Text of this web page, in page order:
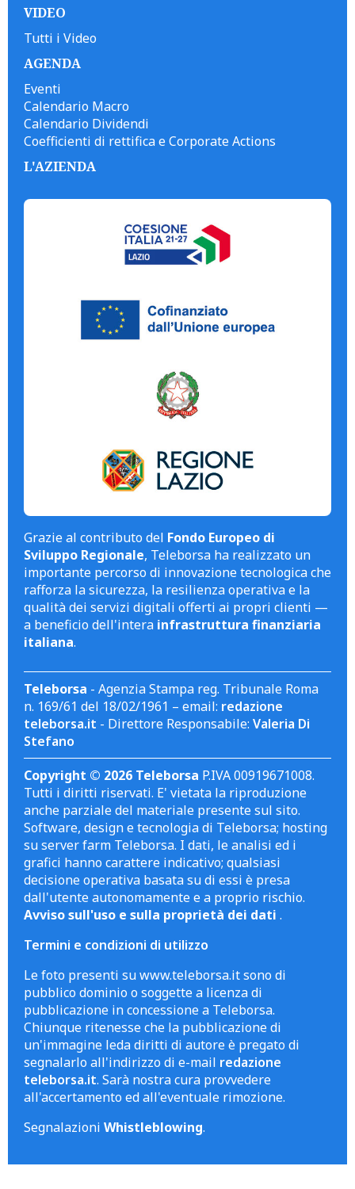
VIDEO
Tutti i Video
AGENDA
Eventi
Calendario Macro
Calendario Dividendi
Coefficienti di rettifica e Corporate Actions
L'AZIENDA
Grazie al contributo del Fondo Europeo di
Sviluppo Regionale, Teleborsa ha realizzato un
importante percorso di innovazione tecnologica che
rafforza la sicurezza, la resilienza operativa e la
qualità dei servizi digitali offerti ai propri clienti —
a beneficio dell'intera infrastruttura finanziaria
italiana.
Teleborsa - Agenzia Stampa reg. Tribunale Roma
n. 169/61 del 18/02/1961 – email: redazione
teleborsa.it - Direttore Responsabile: Valeria Di
Stefano
Copyright © 2026 Teleborsa P.IVA 00919671008.
Tutti i diritti riservati. E' vietata la riproduzione
anche parziale del materiale presente sul sito.
Software, design e tecnologia di Teleborsa; hosting
su server farm Teleborsa. I dati, le analisi ed i
grafici hanno carattere indicativo; qualsiasi
decisione operativa basata su di essi è presa
dall'utente autonomamente e a proprio rischio.
Avviso sull'uso e sulla proprietà dei dati .
Termini e condizioni di utilizzo
Le foto presenti su www.teleborsa.it sono di
pubblico dominio o soggette a licenza di
pubblicazione in concessione a Teleborsa.
Chiunque ritenesse che la pubblicazione di
un'immagine leda diritti di autore è pregato di
segnalarlo all'indirizzo di e-mail redazione
teleborsa.it. Sarà nostra cura provvedere
all'accertamento ed all'eventuale rimozione.
Segnalazioni Whistleblowing.